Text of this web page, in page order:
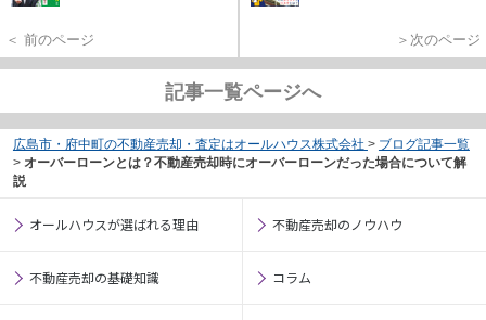
＜ 前のページ ＞次のページ
記事一覧ページへ
広島市・府中町の不動産売却・査定はオールハウス株式会社 > ブログ記事一覧
> オーバーローンとは？不動産売却時にオーバーローンだった場合について解
説
オールハウスが選ばれる理由 不動産売却のノウハウ
不動産売却の基礎知識 コラム